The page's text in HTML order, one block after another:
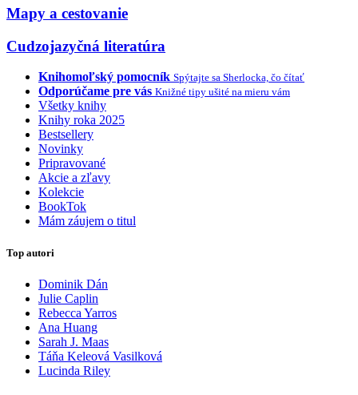
Mapy a cestovanie
Cudzojazyčná literatúra
Knihomoľský pomocník Spýtajte sa Sherlocka, čo čítať
Odporúčame pre vás Knižné tipy ušité na mieru vám
Všetky knihy
Knihy roka 2025
Bestsellery
Novinky
Pripravované
Akcie a zľavy
Kolekcie
BookTok
Mám záujem o titul
Top autori
Dominik Dán
Julie Caplin
Rebecca Yarros
Ana Huang
Sarah J. Maas
Táňa Keleová Vasilková
Lucinda Riley